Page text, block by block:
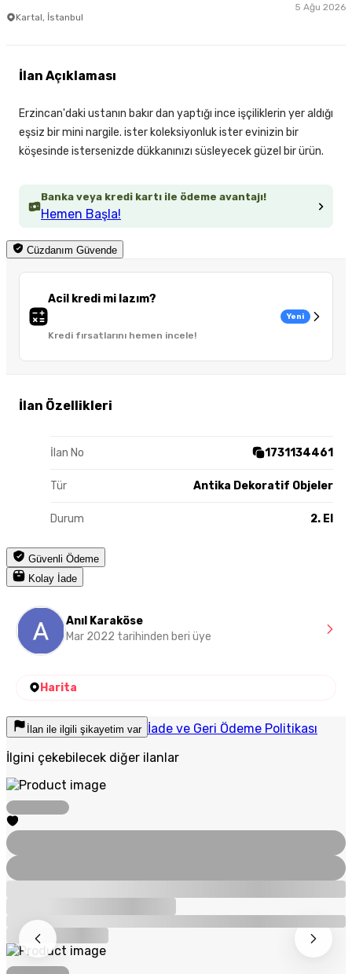
Kartal, İstanbul
5 Ağu 2026
Banka veya kredi kartı ile ödeme avantajı!
Hemen Başla!
Cüzdanım Güvende
Acil kredi mi lazım?
Kredi fırsatlarını hemen incele!
Yeni
İlan Özellikleri
İlan No 1731134461
Tür Antika Dekoratif Objeler
Durum 2. El
Güvenli Ödeme
Kolay İade
İlan Açıklaması
Erzincan'daki ustanın bakır dan yaptığı ince işçiliklerin yer aldığı
eşsiz bir mini nargile. ister koleksiyonluk ister evinizin bir
köşesinde istersenizde dükkanınızı süsleyecek güzel bir ürün.
Anıl Karaköse
Mar 2022 tarihinden beri üye
Harita
İlan ile ilgili şikayetim var İade ve Geri Ödeme Politikası
İlgini çekebilecek diğer ilanlar